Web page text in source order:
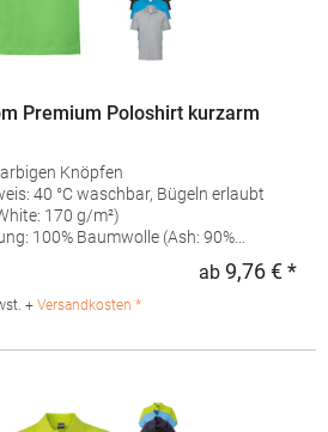
Premium Poloshirt kurzarm
Knöpfen
40 °C waschbar, Bügeln erlaubt
170 g/m²)
100% Baumwolle (Ash: 90%
Hersteller: Fruit of the
ab 9,76 € *
+ Versandkosten *